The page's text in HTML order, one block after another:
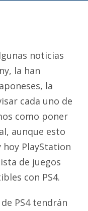
noticias
la han
la
cada uno de
como poner
aunque esto
hoy PlayStation
de juegos
con PS4.
PS4 tendrán